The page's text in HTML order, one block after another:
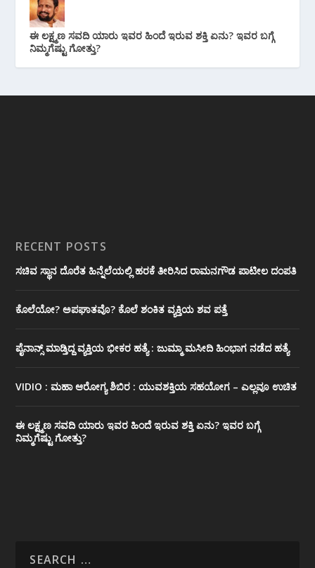
ಈ ಲಕ್ಷ್ಮಣ ಸವದಿ ಯಾರು ಇವರ ಹಿಂದೆ ಇರುವ ಶಕ್ತಿ ಏನು? ಇವರ ಬಗ್ಗೆ
ನಿಮ್ಮಗೆಷ್ಟು ಗೋತ್ತು?
RECENT POSTS
ಸಚಿವ ಸ್ಥಾನ ದೊರೆತ ಹಿನ್ನೆಲೆಯಲ್ಲಿ ಹರಕೆ ತೀರಿಸಿದ ರಾಮನಗೌಡ ಪಾಟೀಲ ದಂಪತಿ
ಕೊಲೆಯೋ? ಅಪಘಾತವೊ? ಕೊಲೆ ಶಂಕಿತ ವ್ಯಕ್ತಿಯ ಶವ ಪತ್ತೆ
ಪೈನಾನ್ಸ್ ಮಾಡ್ತಿದ್ದ ವ್ಯಕ್ತಿಯ ಭೀಕರ‌ ಹತ್ಯೆ : ಜುಮ್ಮಾ ಮಸೀದಿ ಹಿಂಭಾಗ ನಡೆದ ಹತ್ಯೆ
VIDIO : ಮಹಾ ಆರೋಗ್ಯ ಶಿಬಿರ : ಯುವಶಕ್ತಿಯ ಸಹಯೋಗ – ಎಲ್ಲವೂ ಉಚಿತ
ಈ ಲಕ್ಷ್ಮಣ ಸವದಿ ಯಾರು ಇವರ ಹಿಂದೆ ಇರುವ ಶಕ್ತಿ ಏನು? ಇವರ ಬಗ್ಗೆ
ನಿಮ್ಮಗೆಷ್ಟು ಗೋತ್ತು?